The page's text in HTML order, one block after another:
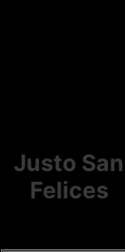
Justo San
Felices